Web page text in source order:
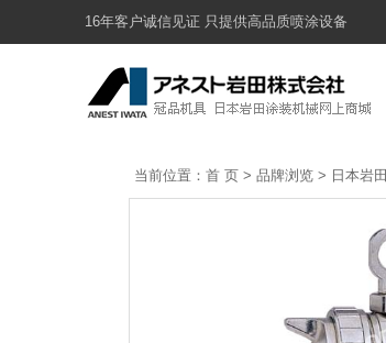
16年客户诚信见证 只提供高品质喷涂设备
当前位置： 首 页 > 品牌浏览 > 日本岩田